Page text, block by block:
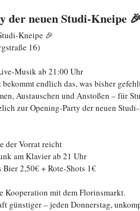
der neuen Studi-Kneipe 🎉
Kneipe 🎉
16)
Musik ab 21:00 Uhr
endlich das, was bisher
Austauschen und Anstoßen – für
zur Opening-Party der neuen
der Vorrat reicht
am Klavier ab 21 Uhr
Bier 2,50€ + Rote-Shots 1€
Kooperation mit dem Florinsmarkt.
günstiger – jeden Donnerstag,